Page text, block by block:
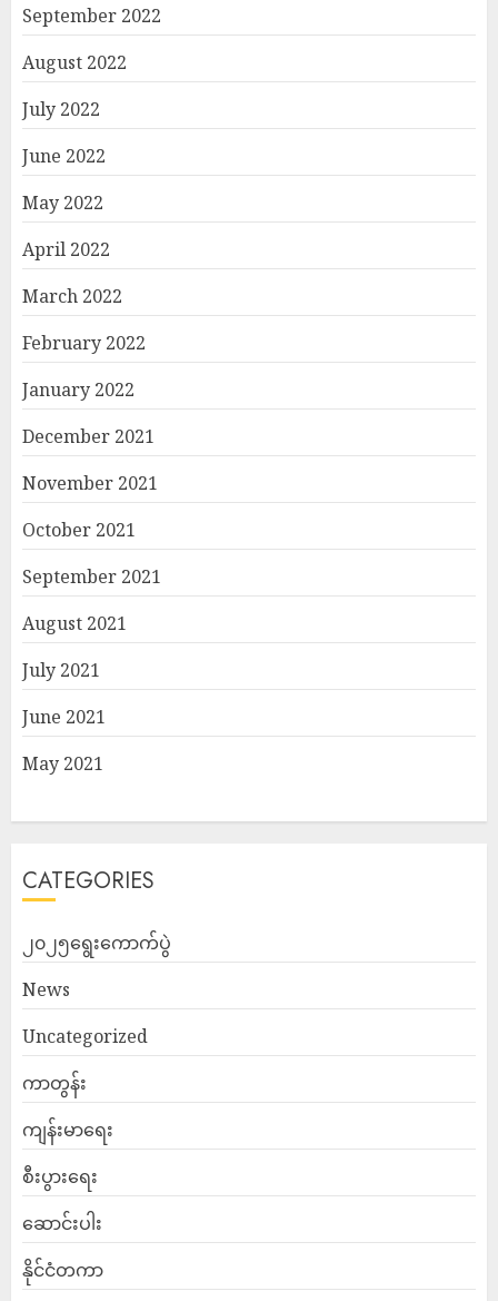
September 2022
August 2022
July 2022
June 2022
May 2022
April 2022
March 2022
February 2022
January 2022
December 2021
November 2021
October 2021
September 2021
August 2021
July 2021
June 2021
May 2021
CATEGORIES
၂၀၂၅ရွေးကောက်ပွဲ
News
Uncategorized
ကာတွန်း
ကျန်းမာရေး
စီးပွားရေး
ဆောင်းပါး
နိုင်ငံတကာ